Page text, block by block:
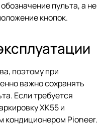
пульта, а не
кнопок.
поэтому при
важно сохранять
Если требуется
XK55 и
кондиционером Pioneer.